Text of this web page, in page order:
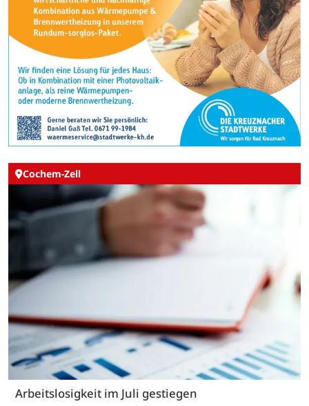
Cochem-Zell
Arbeitslosigkeit im Juli gestiegen